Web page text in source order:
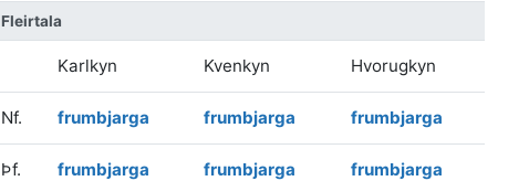
Fleirtala
Karlkyn Kvenkyn Hvorugkyn
Nf. frumbjarga frumbjarga frumbjarga
Þf. frumbjarga frumbjarga frumbjarga